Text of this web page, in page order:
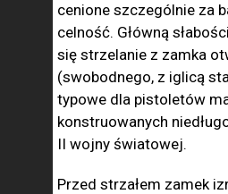
cenione szczególnie za
celność. Główną
się strzelanie z zamka
(swobodnego, z iglicą
typowe dla pistoletów
konstruowanych
II wojny światowej.
Przed strzałem zamek